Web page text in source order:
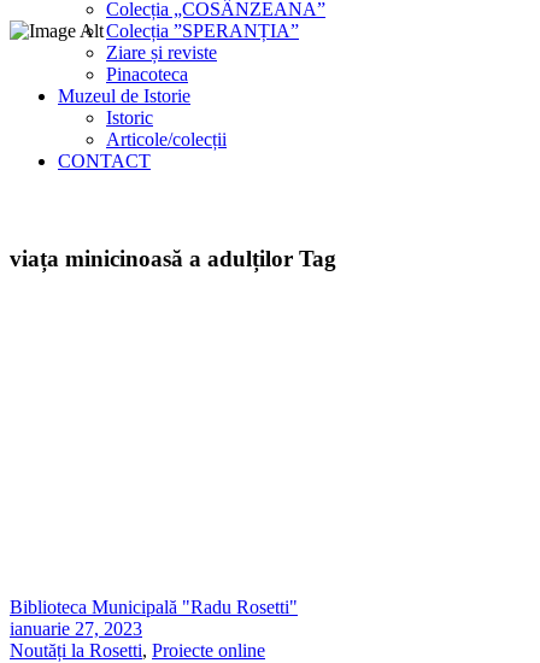
Colecția „COSÂNZEANA”
Colecția ”SPERANȚIA”
Ziare și reviste
Pinacoteca
Muzeul de Istorie
Istoric
Articole/colecții
CONTACT
viața minicinoasă a adulților Tag
Biblioteca Municipală "Radu Rosetti"
ianuarie 27, 2023
Noutăți la Rosetti, Proiecte online